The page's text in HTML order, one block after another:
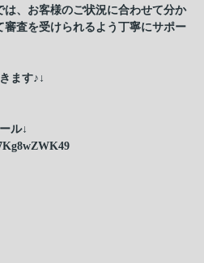
、お客様のご状況に合わせて分か
審査を受けられるよう丁寧にサポー
ます♪↓
ル↓